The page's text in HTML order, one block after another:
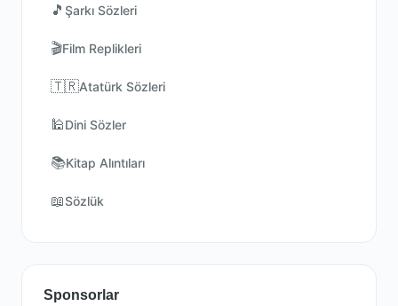
🎵 Şarkı Sözleri
🎬Film Replikleri
🇹🇷Atatürk Sözleri
🕌Dini Sözler
📚Kitap Alıntıları
📖Sözlük
Sponsorlar